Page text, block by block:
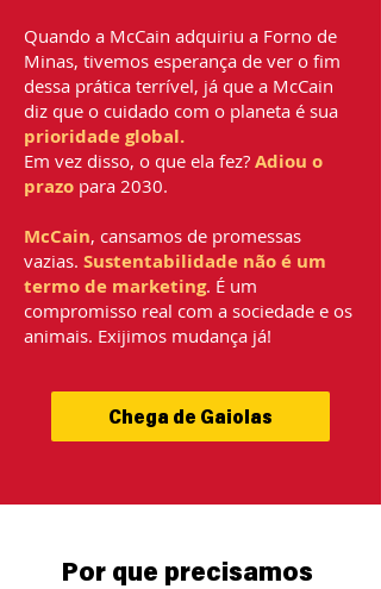
Quando a McCain adquiriu a Forno de
Minas, tivemos esperança de ver o fim
dessa prática terrível, já que a McCain
diz que o cuidado com o planeta é sua
prioridade global.
Em vez disso, o que ela fez? Adiou o
prazo para 2030.
McCain, cansamos de promessas
vazias. Sustentabilidade não é um
termo de marketing. É um
compromisso real com a sociedade e os
animais. Exijimos mudança já!
Chega de Gaiolas
Por que precisamos